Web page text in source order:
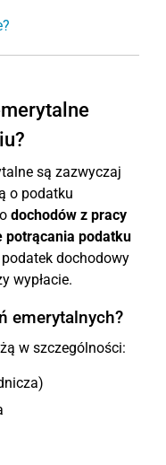
są zazwyczaj
o podatku
dochodów z pracy
potrącania podatku
dochodowy
wypłacie.
emerytalnych?
w szczególności: